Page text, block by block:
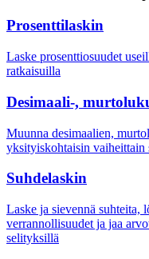
Prosenttilaskin
Laske prosenttiosuudet
ratkaisuilla
Desimaali-,
Muunna desimaalien,
yksityiskohtaisin vaiheittain
Suhdelaskin
Laske ja sievennä suhteita,
verrannollisuudet ja jaa
selityksillä